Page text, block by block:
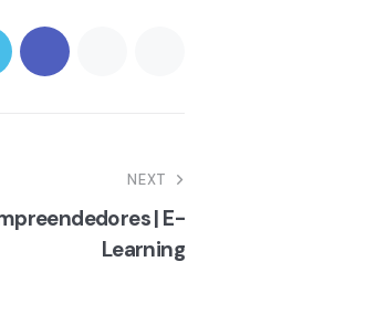
NEXT
| E-
Learning